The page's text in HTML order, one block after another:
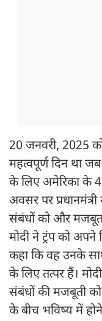
20 जनवरी, 2025
महत्वपूर्ण दिन था
के लिए अमेरिका के
अवसर पर
संबंधों को और मजबूत
मोदी ने ट्रंप को
कहा कि वह उनके
के लिए तत्पर हैं।
संबंधों की मजबूती
के बीच भविष्य में